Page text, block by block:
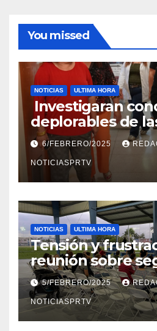
You missed
NOTICIAS ULTIMA HORA
Investigaran
deplorables de
el Departamento
en Mayagüez
6/FEBRERO/2025
NOTICIASPRTV
NOTICIAS ULTIMA HORA
Tensión y
reunión sobre
Reparto
5/FEBRERO/2025
NOTICIASPRTV